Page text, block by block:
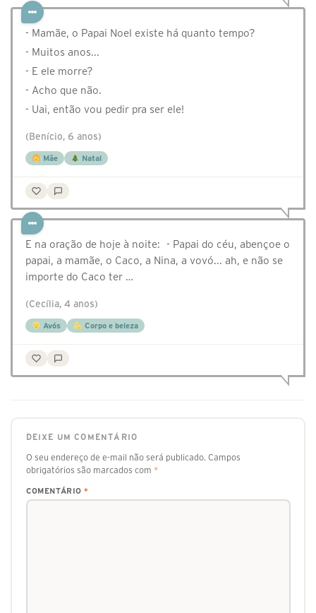
- Mamãe, o Papai Noel existe há quanto tempo?
- Muitos anos...
- E ele morre?
- Acho que não.
- Uai, então vou pedir pra ser ele!
(Benício, 6 anos)
Mãe Natal
E na oração de hoje à noite: - Papai do céu, abençoe o
papai, a mamãe, o Caco, a Nina, a vovó... ah, e não se
importe do Caco ter …
(Cecília, 4 anos)
Avós Corpo e beleza
DEIXE UM COMENTÁRIO
O seu endereço de e-mail não será publicado. Campos
obrigatórios são marcados com *
COMENTÁRIO *